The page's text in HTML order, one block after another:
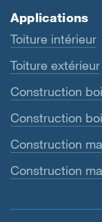
Applications
Toiture intérieur
Toiture extérieur
Construction
Construction
Construction
Construction